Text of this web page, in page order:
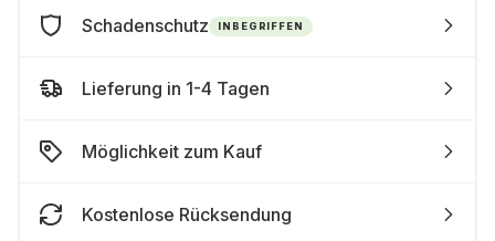
Schadenschutz INBEGRIFFEN
Lieferung in 1-4 Tagen
Möglichkeit zum Kauf
Kostenlose Rücksendung